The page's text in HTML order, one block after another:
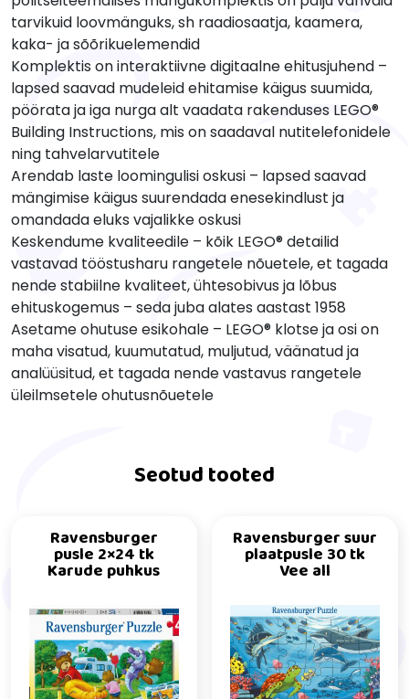
tarvikuid loovmänguks, sh raadiosaatja, kaamera,
kaka- ja sõõrikuelemendid
Komplektis on interaktiivne digitaalne ehitusjuhend –
lapsed saavad mudeleid ehitamise käigus suumida,
pöörata ja iga nurga alt vaadata rakenduses LEGO®
Building Instructions, mis on saadaval nutitelefonidele
ning tahvelarvutitele
Arendab laste loomingulisi oskusi – lapsed saavad
mängimise käigus suurendada enesekindlust ja
omandada eluks vajalikke oskusi
Keskendume kvaliteedile – kõik LEGO® detailid
vastavad tööstusharu rangetele nõuetele, et tagada
nende stabiilne kvaliteet, ühtesobivus ja lõbus
ehituskogemus – seda juba alates aastast 1958
Asetame ohutuse esikohale – LEGO® klotse ja osi on
maha visatud, kuumutatud, muljutud, väänatud ja
analüüsitud, et tagada nende vastavus rangetele
üleilmsetele ohutusnõuetele
Seotud tooted
Ravensburger
pusle 2×24 tk
Karude puhkus
Ravensburger suur
plaatpusle 30 tk
Vee all